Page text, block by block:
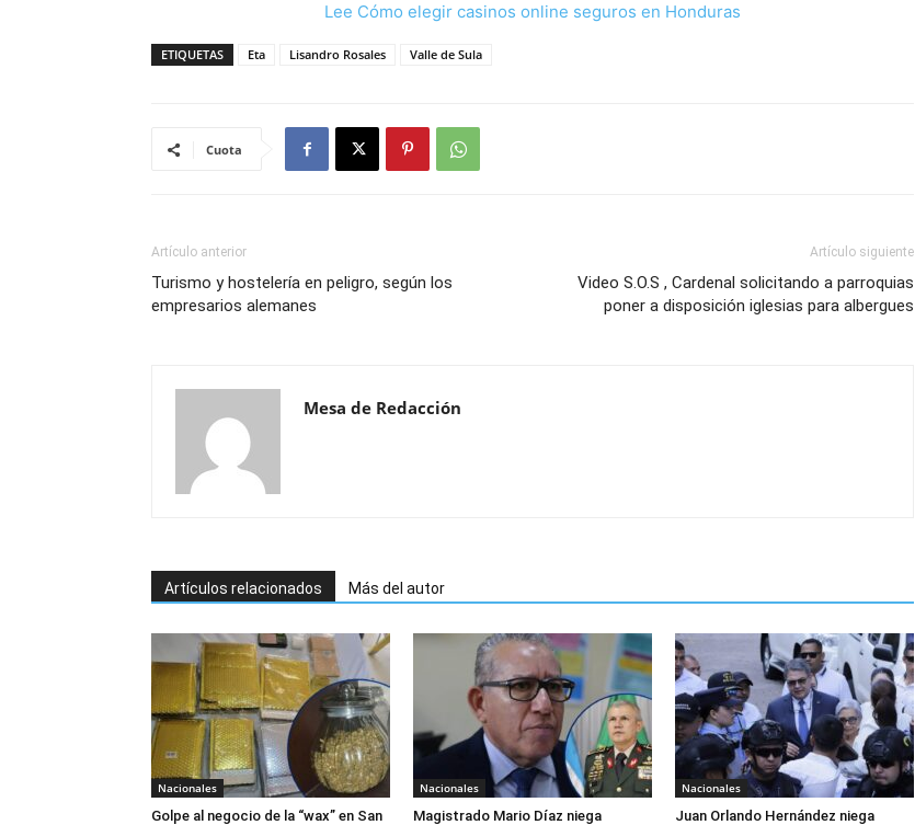
Lee Cómo elegir casinos online seguros en Honduras
ETIQUETAS Eta Lisandro Rosales Valle de Sula
Cuota
Artículo anterior
Turismo y hostelería en peligro, según los
empresarios alemanes
Artículo siguiente
Video S.O.S , Cardenal solicitando a parroquias
poner a disposición iglesias para albergues
Mesa de Redacción
Artículos relacionados Más del autor
Nacionales
Golpe al negocio de la “wax” en San
Nacionales
Magistrado Mario Díaz niega
Nacionales
Juan Orlando Hernández niega